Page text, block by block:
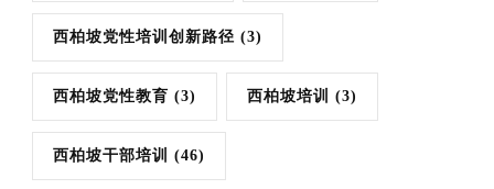
西柏坡党性培训创新路径 (3)
西柏坡党性教育 (3) 西柏坡培训 (3)
西柏坡干部培训 (46)